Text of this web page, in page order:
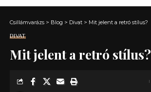
Csillámvarázs > Blog > Divat > Mit jelent a retró stílus?
DIVAT
Mit jelent a retró stílus?